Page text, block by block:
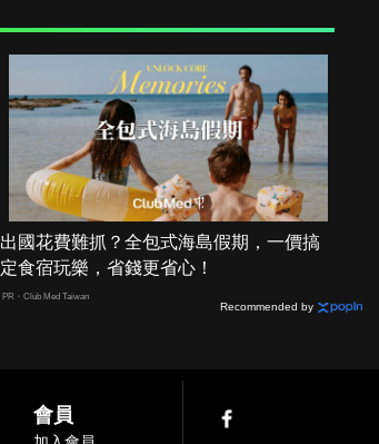
出國花費難抓？全包式海島假期，一價搞
定食宿玩樂，省錢更省心！
PR・Club Med Taiwan
Recommended by
會員